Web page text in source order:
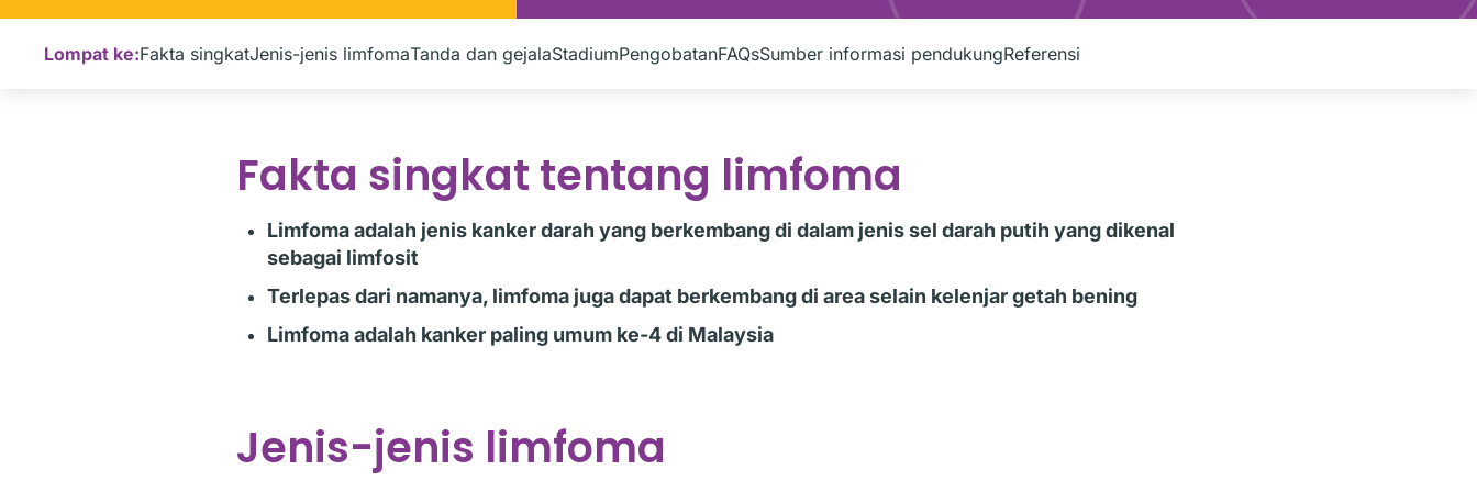
Lompat ke:Fakta singkatJenis-jenis limfomaTanda dan gejalaStadiumPengobatanFAQsSumber informasi pendukungReferensi
Fakta singkat tentang limfoma
Limfoma adalah jenis kanker darah yang berkembang di dalam jenis sel darah putih yang dikenal
sebagai limfosit
Terlepas dari namanya, limfoma juga dapat berkembang di area selain kelenjar getah bening
Limfoma adalah kanker paling umum ke-4 di Malaysia
Jenis-jenis limfoma